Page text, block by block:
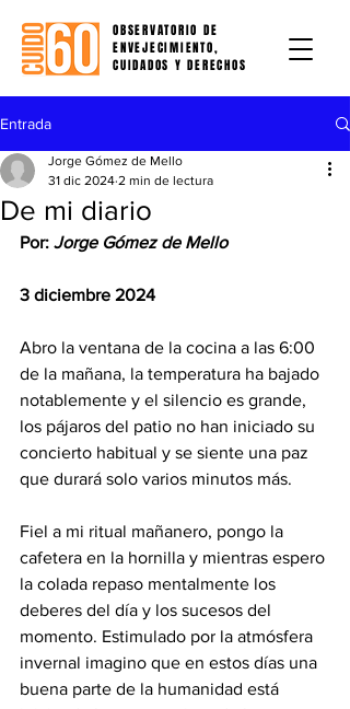
OBSERVATORIO DE
ENVEJECIMIENTO,
CUIDADOS Y DERECHOS
Entrada
De mi diario
Jorge Gómez de Mello
31 dic 2024 2 min de lectura
Por: Jorge Gómez de Mello
3 diciembre 2024
Abro la ventana de la cocina a las 6:00
de la mañana, la temperatura ha bajado
notablemente y el silencio es grande,
los pájaros del patio no han iniciado su
concierto habitual y se siente una paz
que durará solo varios minutos más.
Fiel a mi ritual mañanero, pongo la
cafetera en la hornilla y mientras espero
la colada repaso mentalmente los
deberes del día y los sucesos del
momento. Estimulado por la atmósfera
invernal imagino que en estos días una
buena parte de la humanidad está